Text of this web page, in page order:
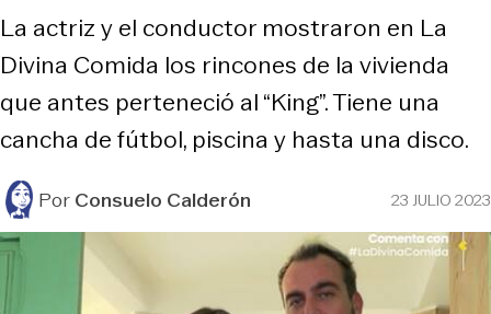
La actriz y el conductor mostraron en La
Divina Comida los rincones de la vivienda
que antes perteneció al “King”. Tiene una
cancha de fútbol, piscina y hasta una disco.
PorConsuelo Calderón 23 JULIO 2023